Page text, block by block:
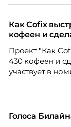
Как Cofix
кофеен и
Проект "Как
430 кофеен и
участвует в
Голоса